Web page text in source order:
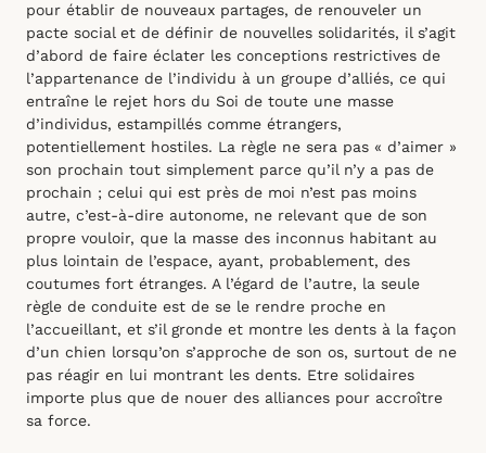
pour établir de nouveaux partages, de renouveler un
pacte social et de définir de nouvelles solidarités, il s’agit
d’abord de faire éclater les conceptions restrictives de
l’appartenance de l’individu à un groupe d’alliés, ce qui
entraîne le rejet hors du Soi de toute une masse
d’individus, estampillés comme étrangers,
potentiellement hostiles. La règle ne sera pas « d’aimer »
son prochain tout simplement parce qu’il n’y a pas de
prochain ; celui qui est près de moi n’est pas moins
autre, c’est-à-dire autonome, ne relevant que de son
propre vouloir, que la masse des inconnus habitant au
plus lointain de l’espace, ayant, probablement, des
coutumes fort étranges. A l’égard de l’autre, la seule
règle de conduite est de se le rendre proche en
l’accueillant, et s’il gronde et montre les dents à la façon
d’un chien lorsqu’on s’approche de son os, surtout de ne
pas réagir en lui montrant les dents. Etre solidaires
importe plus que de nouer des alliances pour accroître
sa force.